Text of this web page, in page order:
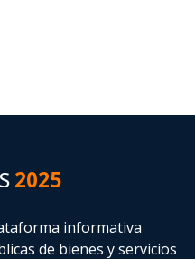
2025
informativa
de bienes y servicios